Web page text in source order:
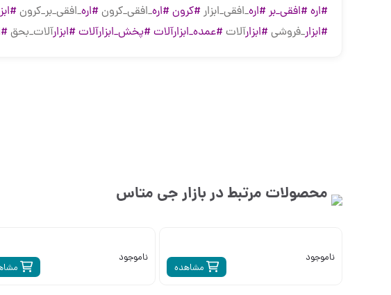
#اره#افقی_بر#اره_افقی_ابزار#کرون#اره_افقی_کرون #اره_افقی_بر_کرون
#ابزار_فروشی #ابزارآلات#عمده_ابزارآلات#پخش_ابزارآلات#ابزارآلات_بحق
محصولات مرتبط در بازارجی متاس
مشاهده
ناموجود ناموجود